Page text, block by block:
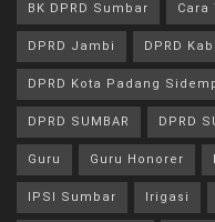
BK DPRD Sumbar Cara
DPRD Jambi DPRD
DPRD Kota Padang
DPRD SUMBAR DPRD
Guru Guru Honorer
IPSI Sumbar Irigasi